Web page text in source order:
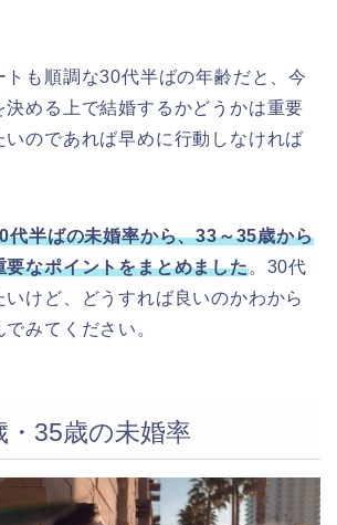
トも順調な30代半ばの年齢だと、今
決める上で結婚するかどうかは重要
いのであれば早めに行動しなければ
代半ばの未婚率から、33～35歳から
要なポイントをまとめました。30代
けど、どうすれば良いのかわから
みてください。
・35歳の未婚率